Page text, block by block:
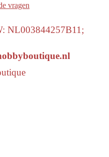
vragen
NL003844257B11;